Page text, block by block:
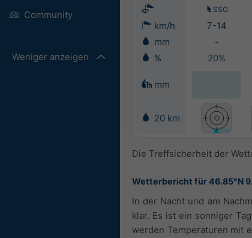
Community
Weniger anzeigen
SSO
km/h 7-14
mm
-
%
20%
mm
20 km
Die Treffsicherheit der
Wetterbericht für 46.85°N
In der Nacht und am
klar. Es ist ein sonniger
werden Temperaturen mit